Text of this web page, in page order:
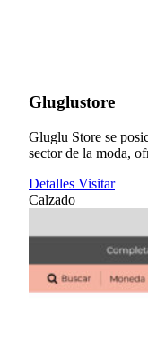
Gluglustore
Gluglu Store se
sector de la moda,
Detalles Visitar
Calzado